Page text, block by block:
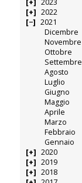
2023
2022
2021
Dicembre
Novembre
Ottobre
Settembre
Agosto
Luglio
Giugno
Maggio
Aprile
Marzo
Febbraio
Gennaio
2020
2019
2018